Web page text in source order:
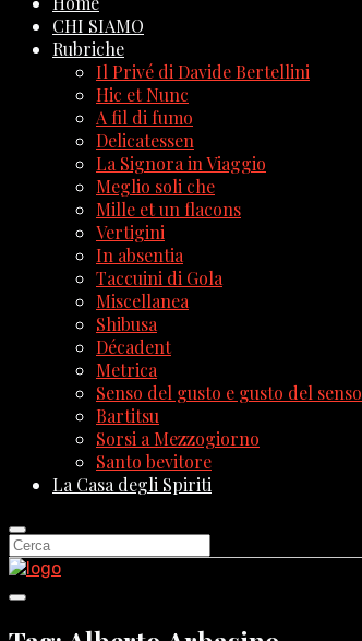
CHI SIAMO
Rubriche
Il Privé di Davide Bertellini
Hic et Nunc
A fil di fumo
Delicatessen
La Signora in Viaggio
Meglio soli che
Mille et un flacons
Vertigini
In absentia
Taccuini di Gola
Miscellanea
Shibusa
Décadent
Metrica
Senso del gusto e gusto del senso
Bartitsu
Sorsi a Mezzogiorno
Santo bevitore
La Casa degli Spiriti